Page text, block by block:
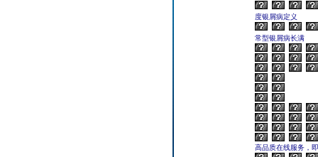
度银屑病定义
常型银屑病长满
高品质在线服务，